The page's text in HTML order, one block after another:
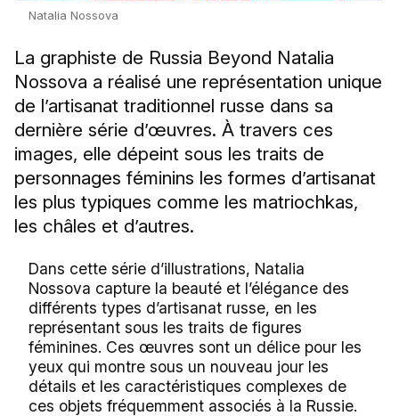
Natalia Nossova
La graphiste de Russia Beyond Natalia
Nossova a réalisé une représentation unique
de l’artisanat traditionnel russe dans sa
dernière série d’œuvres. À travers ces
images, elle dépeint sous les traits de
personnages féminins les formes d’artisanat
les plus typiques comme les matriochkas,
les châles et d’autres.
Dans cette série d’illustrations, Natalia
Nossova capture la beauté et l’élégance des
différents types d’artisanat russe, en les
représentant sous les traits de figures
féminines. Ces œuvres sont un délice pour les
yeux qui montre sous un nouveau jour les
détails et les caractéristiques complexes de
ces objets fréquemment associés à la Russie.